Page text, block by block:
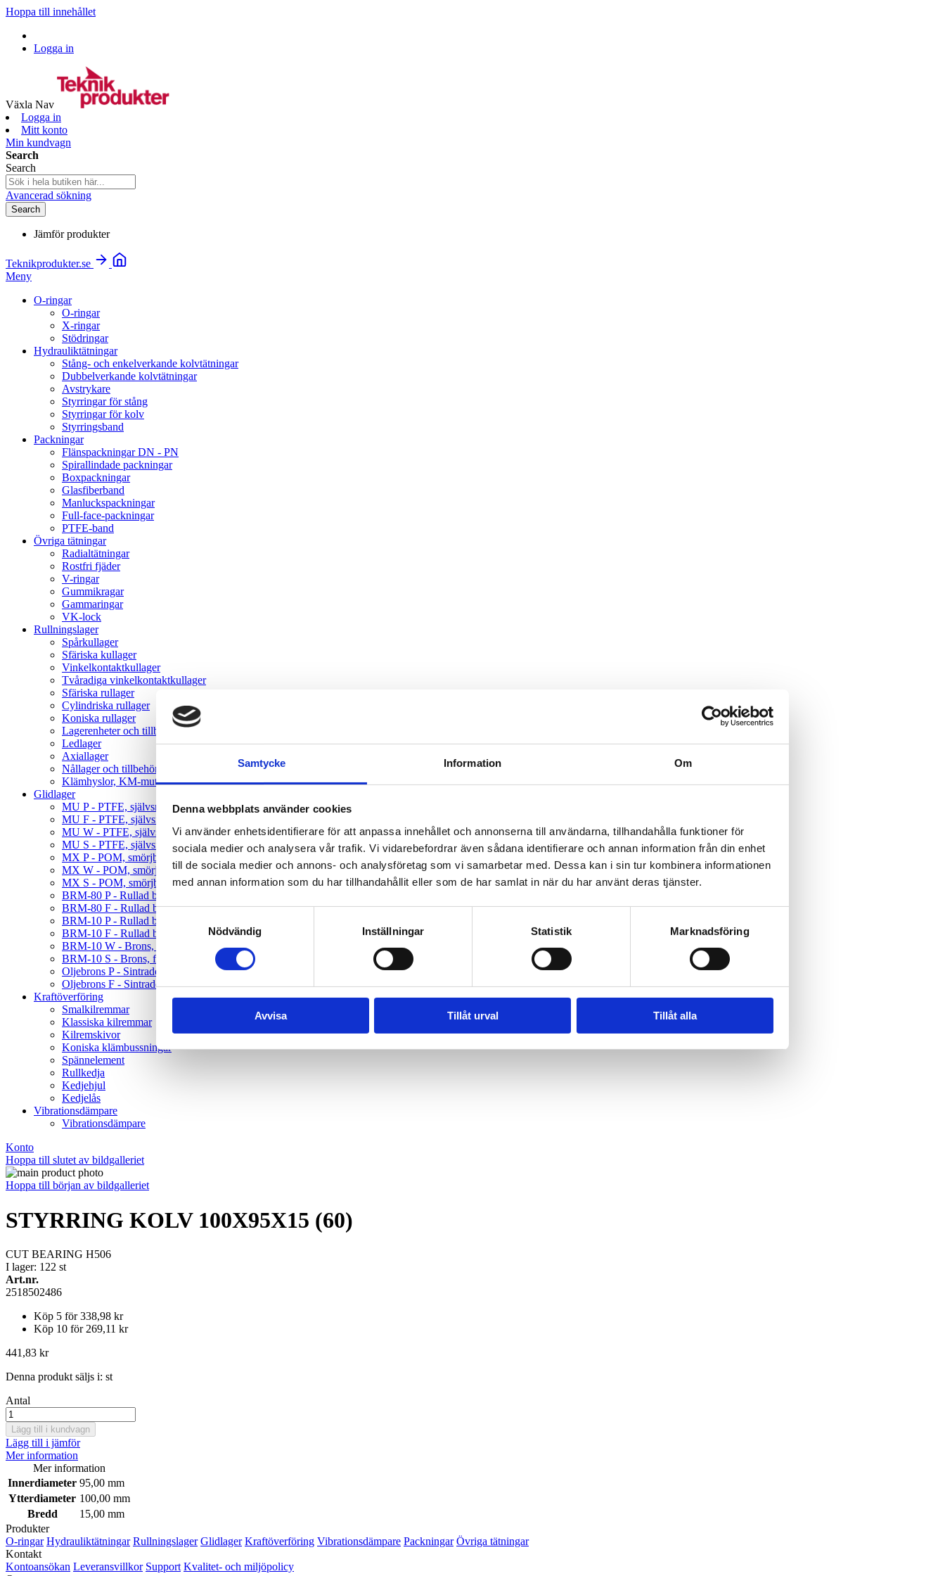
Samtycke Information Om
Denna webbplats använder cookies
Vi använder enhetsidentifierare för att anpassa innehållet och annonserna till användarna, tillhandahålla funktioner för
sociala medier och analysera vår trafik. Vi vidarebefordrar även sådana identifierare och annan information från din enhet
till de sociala medier och annons- och analysföretag som vi samarbetar med. Dessa kan i sin tur kombinera informationen
med annan information som du har tillhandahållit eller som de har samlat in när du har använt deras tjänster.
Samtyckesval
Nödvändig
Inställningar Statistik Marknadsföring
Avvisa Tillåt urval Tillåt alla
Hoppa till innehållet
Logga in
Växla Nav
Logga in
Mitt konto
Min kundvagn
Search
Search
Avancerad sökning
Search
Jämför produkter
Teknikprodukter.se
Meny
O-ringar
O-ringar
X-ringar
Stödringar
Hydrauliktätningar
Stång- och enkelverkande kolvtätningar
Dubbelverkande kolvtätningar
Avstrykare
Styrringar för stång
Styrringar för kolv
Styrringsband
Packningar
Flänspackningar DN - PN
Spirallindade packningar
Boxpackningar
Glasfiberband
Manluckspackningar
Full-face-packningar
PTFE-band
Övriga tätningar
Radialtätningar
Rostfri fjäder
V-ringar
Gummikragar
Gammaringar
VK-lock
Rullningslager
Spårkullager
Sfäriska kullager
Vinkelkontaktkullager
Tvåradiga vinkelkontaktkullager
Sfäriska rullager
Cylindriska rullager
Koniska rullager
Lagerenheter och tillbehör
Ledlager
Axiallager
Nållager och tillbehör
Klämhyslor, KM-mutter och MB-brickor
Glidlager
MU P - PTFE, självsmörjande, rak
MU F - PTFE, självsmörjande, fläns
MU W - PTFE, självsmörjande, tryckbricka
MU S - PTFE, självsmörjande, glidplatta
MX P - POM, smörjbar, rak
MX W - POM, smörjbar, tryckbricka
MX S - POM, smörjbar, glidplatta
BRM-80 P - Rullad brons, hål, rak
BRM-80 F - Rullad brons, hål, fläns
BRM-10 P - Rullad brons, fickor, rak
BRM-10 F - Rullad brons, fickor, fläns
BRM-10 W - Brons, fickor, tryckbricka
BRM-10 S - Brons, fickor, glidplatta
Oljebrons P - Sintrade, rak
Oljebrons F - Sintrade, fläns
Kraftöverföring
Smalkilremmar
Klassiska kilremmar
Kilremskivor
Koniska klämbussningar
Spännelement
Rullkedja
Kedjehjul
Kedjelås
Vibrationsdämpare
Vibrationsdämpare
Konto
Hoppa till slutet av bildgalleriet
Hoppa till början av bildgalleriet
STYRRING KOLV 100X95X15 (60)
CUT BEARING H506
I lager: 122 st
Art.nr.
2518502486
Köp 5 för338,98 kr
Köp 10 för 269,11 kr
441,83 kr
Denna produkt säljs i: st
Antal
Lägg till i kundvagn
Lägg till i jämför
Mer information
Mer information
Innerdiameter 95,00 mm
Ytterdiameter 100,00 mm
Bredd
15,00 mm
Produkter
O-ringar Hydrauliktätningar Rullningslager Glidlager Kraftöverföring Vibrationsdämpare Packningar Övriga tätningar
Kontakt
Kontoansökan Leveransvillkor Support Kvalitet- och miljöpolicy